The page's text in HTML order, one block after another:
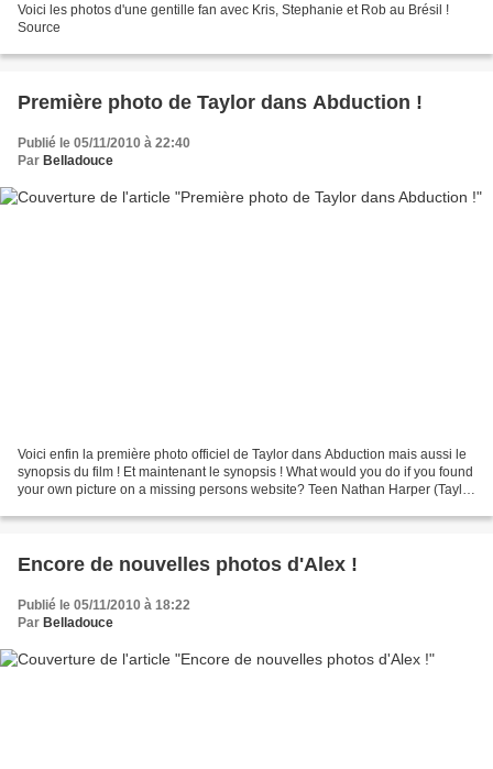
Voici les photos d'une gentille fan avec Kris, Stephanie et Rob au Brésil !
Source
Première photo de Taylor dans Abduction !
Publié le 05/11/2010 à 22:40
Par Belladouce
Voici enfin la première photo officiel de Taylor dans Abduction mais aussi le
synopsis du film ! Et maintenant le synopsis ! What would you do if you found
your own picture on a missing persons website? Teen Nathan Harper (Taylor
Encore de nouvelles photos d'Alex !
Publié le 05/11/2010 à 18:22
Par Belladouce